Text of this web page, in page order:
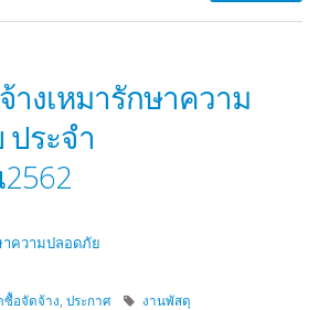
างเหมารักษาความ
ระจำ
าความปลอดภัย
ซื้อจัดจ้าง ,ประกาศ
งานพัสดุ